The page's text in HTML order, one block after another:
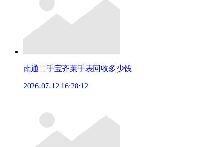
南通二手宝齐莱手表回收多少钱
2026-07-12 16:28:12